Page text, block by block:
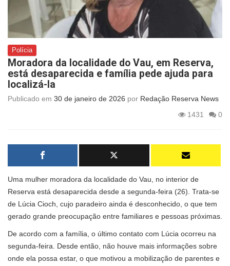
Polícia
Moradora da localidade do Vau, em Reserva,
está desaparecida e família pede ajuda para
localizá-la
Publicado em 30 de janeiro de 2026 por Redação Reserva News
1431
0
Uma mulher moradora da localidade do Vau, no interior de
Reserva está desaparecida desde a segunda-feira (26). Trata-se
de Lúcia Cioch, cujo paradeiro ainda é desconhecido, o que tem
gerado grande preocupação entre familiares e pessoas próximas.
De acordo com a família, o último contato com Lúcia ocorreu na
segunda-feira. Desde então, não houve mais informações sobre
onde ela possa estar, o que motivou a mobilização de parentes e